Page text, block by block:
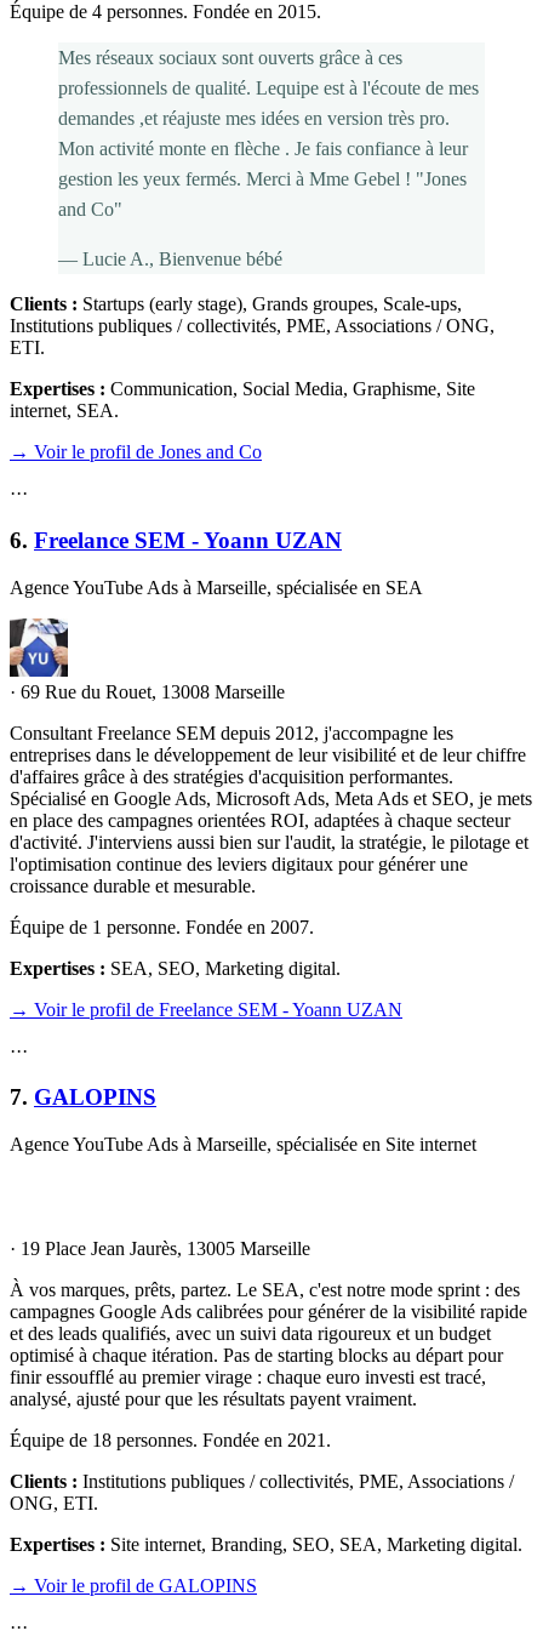
Équipe de 4 personnes. Fondée en 2015.
Mes réseaux sociaux sont ouverts grâce à ces
professionnels de qualité. Lequipe est à l'écoute de mes
demandes ,et réajuste mes idées en version très pro.
Mon activité monte en flèche . Je fais confiance à leur
gestion les yeux fermés. Merci à Mme Gebel ! "Jones
and Co"
— Lucie A., Bienvenue bébé
Clients : Startups (early stage), Grands groupes, Scale-ups,
Institutions publiques / collectivités, PME, Associations / ONG,
ETI.
Expertises : Communication, Social Media, Graphisme, Site
internet, SEA.
→ Voir le profil de Jones and Co
···
6. Freelance SEM - Yoann UZAN
Agence YouTube Ads à Marseille, spécialisée en SEA
· 69 Rue du Rouet, 13008 Marseille
Consultant Freelance SEM depuis 2012, j'accompagne les
entreprises dans le développement de leur visibilité et de leur chiffre
d'affaires grâce à des stratégies d'acquisition performantes.
Spécialisé en Google Ads, Microsoft Ads, Meta Ads et SEO, je mets
en place des campagnes orientées ROI, adaptées à chaque secteur
d'activité. J'interviens aussi bien sur l'audit, la stratégie, le pilotage et
l'optimisation continue des leviers digitaux pour générer une
croissance durable et mesurable.
Équipe de 1 personne. Fondée en 2007.
Expertises : SEA, SEO, Marketing digital.
→ Voir le profil de Freelance SEM - Yoann UZAN
···
7. GALOPINS
Agence YouTube Ads à Marseille, spécialisée en Site internet
· 19 Place Jean Jaurès, 13005 Marseille
À vos marques, prêts, partez. Le SEA, c'est notre mode sprint : des
campagnes Google Ads calibrées pour générer de la visibilité rapide
et des leads qualifiés, avec un suivi data rigoureux et un budget
optimisé à chaque itération. Pas de starting blocks au départ pour
finir essoufflé au premier virage : chaque euro investi est tracé,
analysé, ajusté pour que les résultats payent vraiment.
Équipe de 18 personnes. Fondée en 2021.
Clients : Institutions publiques / collectivités, PME, Associations /
ONG, ETI.
Expertises : Site internet, Branding, SEO, SEA, Marketing digital.
→ Voir le profil de GALOPINS
···